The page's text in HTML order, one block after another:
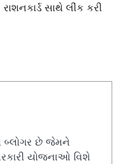
સાથે લીંક કરી
બ્લોગર છે જેમને
યોજનાઓ વિશે